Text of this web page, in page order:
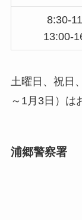
8:30-
13:00-
土曜日、祝日
～1月3日）は
浦郷警察署